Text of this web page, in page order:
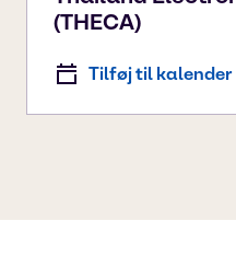
(THECA)
Tilføj til kalender